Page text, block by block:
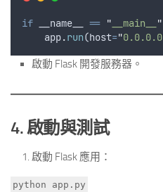
if __name__ == " __main__ "
app.run(host="0.0.0.0
啟動 Flask 開發服務器。
4. 啟動與測試
啟動 Flask 應用：
python app.py